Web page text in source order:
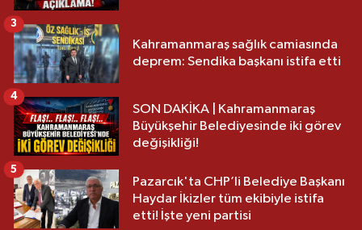
Kahramanmaraş sağlık camiasında
deprem: Sendika başkanı istifa etti
3
SON DAKİKA | Kahramanmaraş
Büyükşehir Belediyesinde iki görev
değişikliği!
4
Pazarcık'ta CHP’li Belediye Başkanı
Haydar İkizler tüm ekibiyle istifa
etti! İşte yeni partisi
5